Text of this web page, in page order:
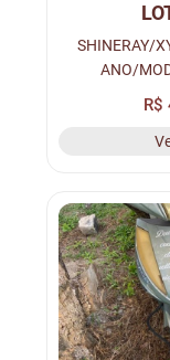
SHINERAY/
ANO/
VERMELHO,
PLACA N/I -
CHASSI N/I,
R$